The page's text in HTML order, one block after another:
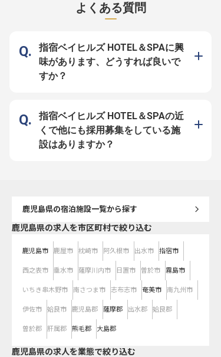
高の旅の思い出をお届けしません
か？※この求人は2022年2月28日時
鹿児島の豊かな食材を活かした料理
の腕を存分に振るえる環境です。
調理の経験や調理師免許をお持ちの
【成長できる環境で料理人としての
可能性を広げよう】 新しく迎えた
料理長は、和食・てんぷらの技術は
もちろん、新規店舗立ち上げや海外
とができます。サービス改革の真っ
只中だからこそ、あなたのアイデア
や技術が光る瞬間がきっとありま
す！ 指宿ロイヤルホテルで、料理
人としての新たな一歩を踏み出しま
せんか？ ※2025年08月18日時点の
よくある質問
指宿ベイヒルズ HOTEL＆SPAに興
味があります、どうすれば良いで
すか？
指宿ベイヒルズ HOTEL＆SPAの近
くで他にも採用募集をしている施
設はありますか？
鹿児島県の宿泊施設一覧から探す
鹿児島県の求人を市区町村で絞り込む
鹿児島市 鹿屋市 枕崎市 阿久根市 出水市 指宿市
西之表市 垂水市 薩摩川内市 日置市 曽於市 霧島市
いちき串木野市 南さつま市 志布志市 奄美市 南九州市
伊佐市 姶良市 鹿児島郡 薩摩郡 出水郡 姶良郡
曽於郡 肝属郡 熊毛郡 大島郡
鹿児島県の求人を業態で絞り込む